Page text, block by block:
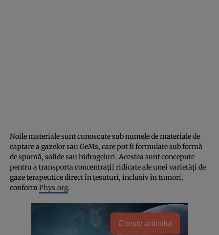
Noile materiale sunt cunoscute sub numele de materiale de
captare a gazelor sau GeMs, care pot fi formulate sub formă
de spumă, solide sau hidrogeluri. Acestea sunt concepute
pentru a transporta concentrații ridicate ale unei varietăți de
gaze terapeutice direct în țesuturi, inclusiv în tumori,
conformPhys.org.
Citește articolul